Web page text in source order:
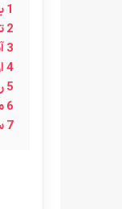
1
2
3
4
5
6
7